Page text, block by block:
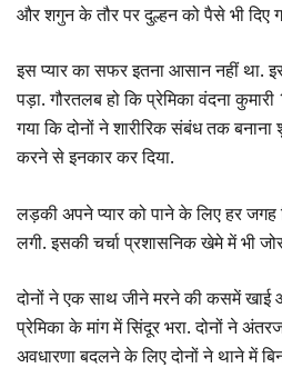
और शगुन के तौर पर दुल्हन को पैसे भी दिए
इस प्यार का सफर इतना आसान नहीं था.
पड़ा. गौरतलब हो कि प्रेमिका वंदना
गया कि दोनों ने शारीरिक संबंध तक
करने से इनकार कर दिया.
लड़की अपने प्यार को पाने के लिए हर
लगी. इसकी चर्चा प्रशासनिक खेमे में भी
दोनों ने एक साथ जीने मरने की कसमें खाई
प्रेमिका के मांग में सिंदूर भरा. दोनों ने
अवधारणा बदलने के लिए दोनों ने थाने में